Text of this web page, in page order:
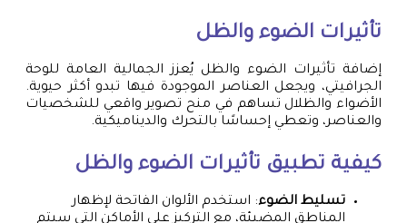
تأثيرات الضوء والظل
إضافة تأثيرات الضوء والظل يُعزز الجمالية العامة للوحة
الجرافيتي، ويجعل العناصر الموجودة فيها تبدو أكثر حيوية.
الأضواء والظلال تساهم في منح تصوير واقعي للشخصيات
والعناصر، وتعطي إحساسًا بالتحرك والديناميكية.
كيفية تطبيق تأثيرات الضوء والظل
تسليط الضوء: استخدم الألوان الفاتحة لإظهار
المناطق المضيئة، مع التركيز على الأماكن التي سيتم